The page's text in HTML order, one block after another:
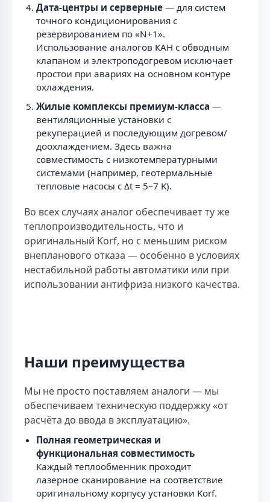
Дата-центры и серверные — для систем
точного кондиционирования с
резервированием по «N+1».
Использование аналогов КАН с обводным
клапаном и электроподогревом исключает
простои при авариях на основном контуре
охлаждения.
Жилые комплексы премиум-класса —
вентиляционные установки с
рекуперацией и последующим догревом/
доохлаждением. Здесь важна
совместимость с низкотемпературными
системами (например, геотермальные
тепловые насосы с Δt = 5–7 K).
Во всех случаях аналог обеспечивает ту же
теплопроизводительность, что и
оригинальный Korf, но с меньшим риском
внепланового отказа — особенно в условиях
нестабильной работы автоматики или при
использовании антифриза низкого качества.
Наши преимущества
Мы не просто поставляем аналоги — мы
обеспечиваем техническую поддержку «от
расчёта до ввода в эксплуатацию».
Полная геометрическая и
функциональная совместимость
Каждый теплообменник проходит
лазерное сканирование на соответствие
оригинальному корпусу установки Korf.